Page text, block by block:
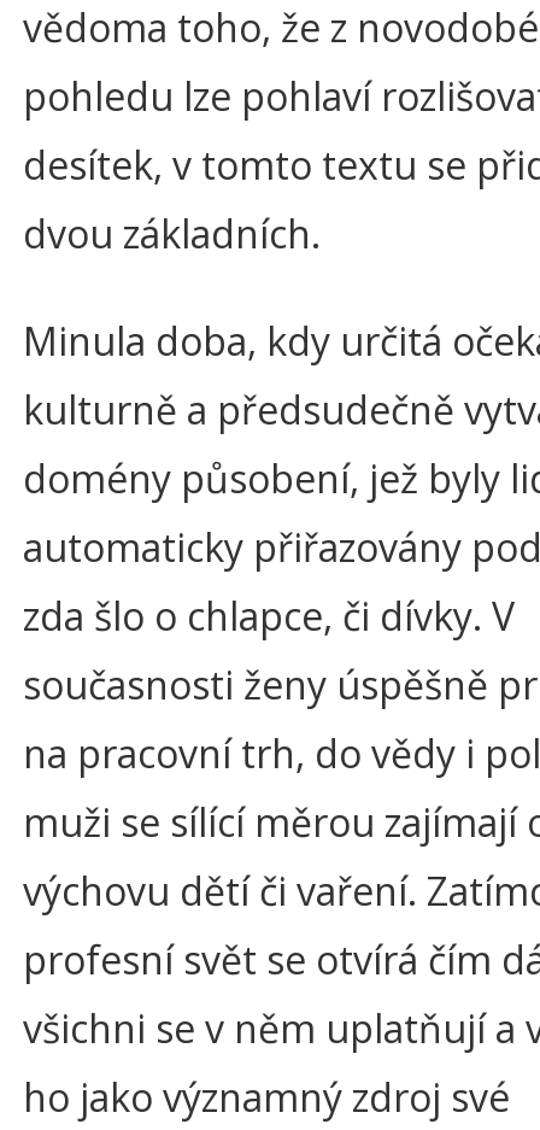
vědoma toho, že z
pohledu lze pohlaví
desítek, v tomto textu se
dvou základních.
Minula doba, kdy určitá
kulturně a předsudečně
domény působení, jež byly
automaticky přiřazovány
zda šlo o chlapce, či dívky. V
současnosti ženy úspěšně
na pracovní trh, do vědy i
muži se sílící měrou zajímají
výchovu dětí či vaření.
profesní svět se otvírá čím
všichni se v něm uplatňují a
ho jako významný zdroj své